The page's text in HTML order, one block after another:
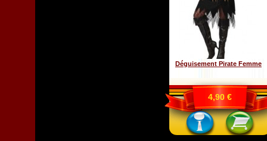
Déguisement Pirate Femme
4,90 €